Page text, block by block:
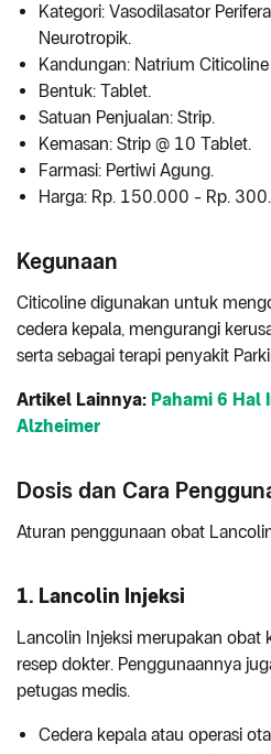
Kategori: Vasodilasator
Neurotropik.
Kandungan: Natrium
Bentuk: Tablet.
Satuan Penjualan: Strip.
Kemasan: Strip @ 10 Tablet.
Farmasi: Pertiwi Agung.
Harga: Rp. 150.000 - Rp.
Kegunaan
Citicoline digunakan untuk
cedera kepala, mengurangi
serta sebagai terapi penyakit
Artikel Lainnya: Pahami 6 Hal
Alzheimer
Dosis dan Cara
Aturan penggunaan obat
1. Lancolin Injeksi
Lancolin Injeksi merupakan obat
resep dokter. Penggunaannya
petugas medis.
Cedera kepala atau operasi